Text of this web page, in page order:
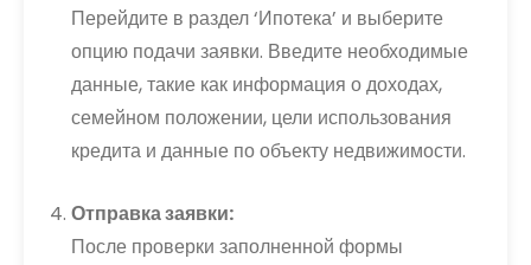
Перейдите в раздел ‘Ипотека’ и выберите
опцию подачи заявки. Введите необходимые
данные, такие как информация о доходах,
семейном положении, цели использования
кредита и данные по объекту недвижимости.
Отправка заявки:
После проверки заполненной формы